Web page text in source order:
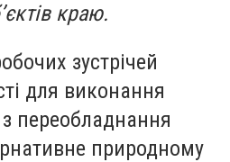
краю.
зустрічей
для виконання
з переобладнання
природному